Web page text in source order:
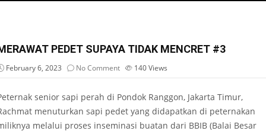
PEDET SUPAYA TIDAK MENCRET #3
February 6, 2023 No Comment 140Views
senior sapi perah di Pondok Ranggon, Jakarta Timur,
menuturkan sapi pedet yang didapatkan di peternakan
melalui proses inseminasi buatan dari BBIB (Balai Besar